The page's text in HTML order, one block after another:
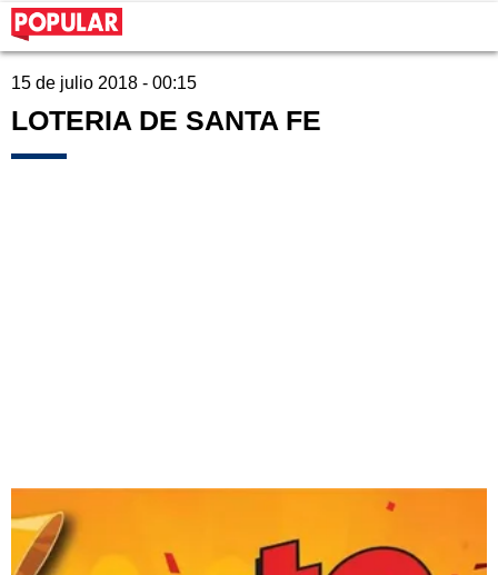
15 de julio 2018 - 00:15
LOTERIA DE SANTA FE